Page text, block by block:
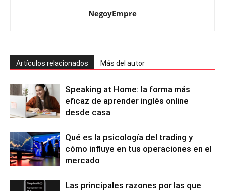
NegoyEmpre
Artículos relacionados Más del autor
Speaking at Home: la forma más
eficaz de aprender inglés online
desde casa
Qué es la psicología del trading y
cómo influye en tus operaciones en el
mercado
Las principales razones por las que